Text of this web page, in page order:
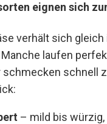
eignen sich
verhält sich gleich
laufen
schnell
– mild bis